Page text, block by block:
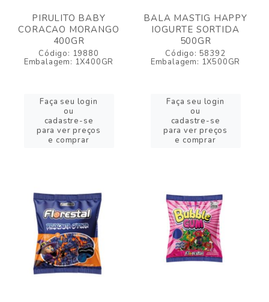
PIRULITO BABY
CORACAO MORANGO
400GR
Código: 19880
Embalagem: 1X400GR
Faça seu login
ou
cadastre-se
para ver preços
e comprar
BALA MASTIG HAPPY
IOGURTE SORTIDA
500GR
Código: 58392
Embalagem: 1X500GR
Faça seu login
ou
cadastre-se
para ver preços
e comprar